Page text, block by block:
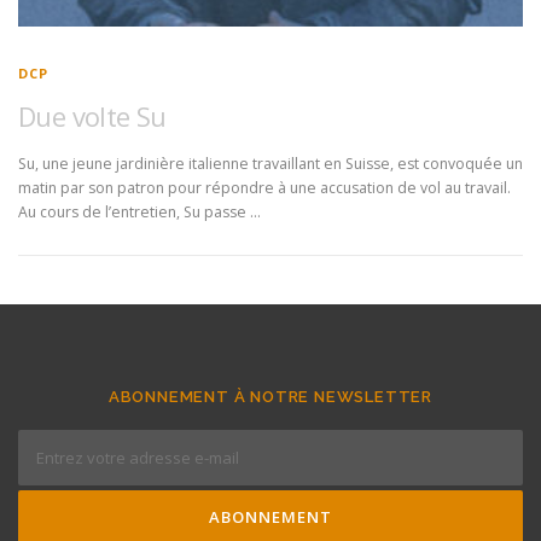
DCP
Due volte Su
Su, une jeune jardinière italienne travaillant en Suisse, est convoquée un
matin par son patron pour répondre à une accusation de vol au travail.
Au cours de l’entretien, Su passe …
ABONNEMENT À NOTRE NEWSLETTER